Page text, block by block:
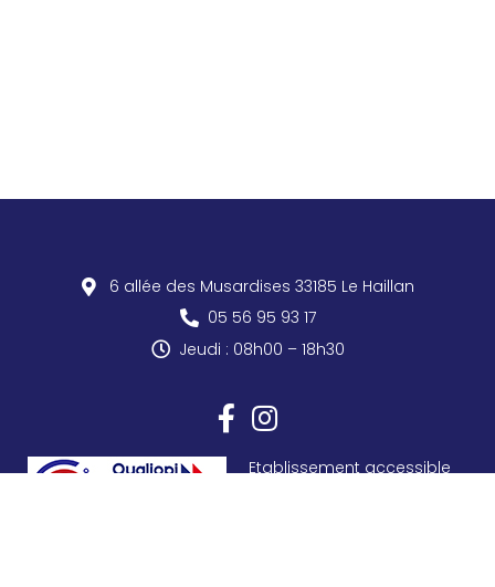
6 allée des Musardises 33185 Le Haillan
05 56 95 93 17
Jeudi : 08h00 – 18h30
Etablissement accessible